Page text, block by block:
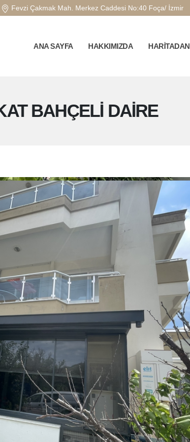
Fevzi Çakmak Mah. Merkez Caddesi No:40 Foça/ İzmir
ANA SAYFA HAKKIMIZDA HARİTADAN
BAHÇELİ DAİRE